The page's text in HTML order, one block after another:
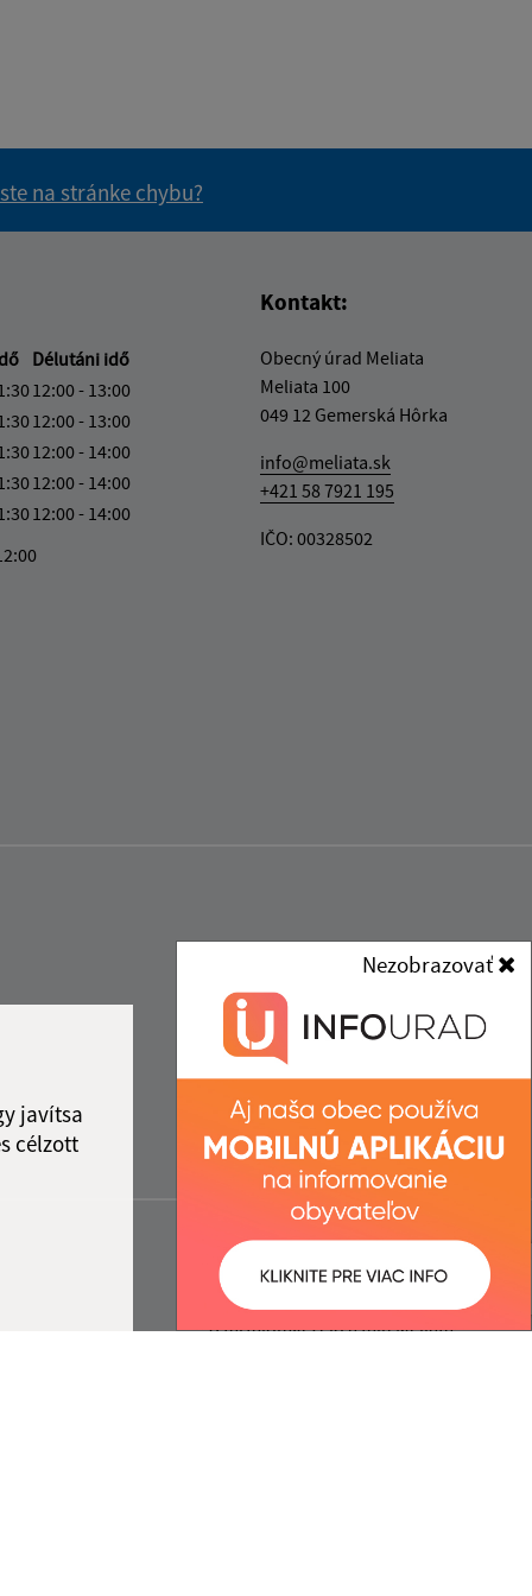
javítsa
célzott
Nezobrazovať
na stránke chybu?
Délutáni idő
12:00 - 13:00
12:00 - 13:00
12:00 - 14:00
12:00 - 14:00
12:00 - 14:00
Kontakt:
Obecný úrad Meliata
Meliata 100
049 12 Gemerská Hôrka
info@meliata.sk
+421 58 7921 195
IČO: 00328502
Správca obsahu:
A tartalomkezelő a falu Meliata.